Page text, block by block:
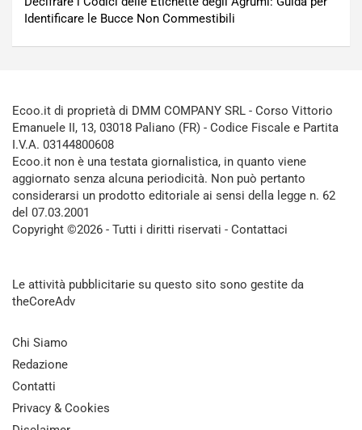
Identificare le Bucce Non Commestibili
Ecoo.it di proprietà di DMM COMPANY SRL - Corso Vittorio
Emanuele II, 13, 03018 Paliano (FR) - Codice Fiscale e Partita
I.V.A. 03144800608
Ecoo.it non è una testata giornalistica, in quanto viene
aggiornato senza alcuna periodicità. Non può pertanto
considerarsi un prodotto editoriale ai sensi della legge n. 62
del 07.03.2001
Copyright ©2026 - Tutti i diritti riservati - Contattaci
Le attività pubblicitarie su questo sito sono gestite da
theCoreAdv
Chi Siamo
Redazione
Contatti
Privacy & Cookies